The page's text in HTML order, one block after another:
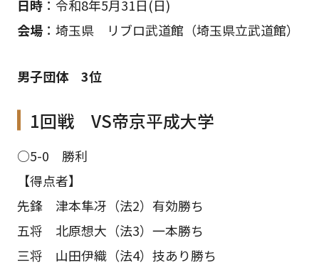
日時：令和8年5月31日(日)
会場：埼玉県 リブロ武道館（埼玉県立武道館）
男子団体 3位
1回戦 VS帝京平成大学
○5-0 勝利
【得点者】
先鋒 津本隼冴（法2）有効勝ち
五将 北原想大（法3）一本勝ち
三将 山田伊織（法4）技あり勝ち